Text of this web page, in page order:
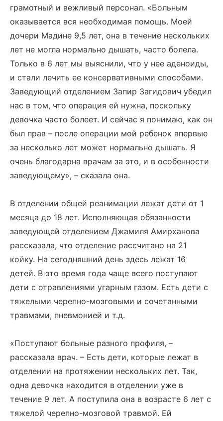
грамотный и вежливый персонал. «Больным
оказывается вся необходимая помощь. Моей
дочери Мадине 9,5 лет, она в течение нескольких
лет не могла нормально дышать, часто болела.
Только в 6 лет мы выяснили, что у нее аденоиды,
и стали лечить ее консервативными способами.
Заведующий отделением Запир Загидович убедил
нас в том, что операция ей нужна, поскольку
девочка часто болеет. И сейчас я понимаю, как он
был прав – после операции мой ребенок впервые
за несколько лет может нормально дышать. Я
очень благодарна врачам за это, и в особенности
заведующему», – сказала она.
В отделении общей реанимации лежат дети от 1
месяца до 18 лет. Исполняющая обязанности
заведующей отделением Джамиля Амирханова
рассказала, что отделение рассчитано на 21
койку. На сегодняшний день здесь лежат 16
детей. В это время года чаще всего поступают
дети с отравлениями угарным газом. Есть дети с
тяжелыми черепно-мозговыми и сочетанными
травмами, пневмонией и т.д.
«Поступают больные разного профиля, –
рассказала врач. – Есть дети, которые лежат в
отделении на протяжении нескольких лет. Так,
одна девочка находится в отделении уже в
течение 9 лет. А поступила она в возрасте 6 лет с
тяжелой черепно-мозговой травмой. Ей